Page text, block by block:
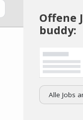
Offene
buddy:
Alle Jobs